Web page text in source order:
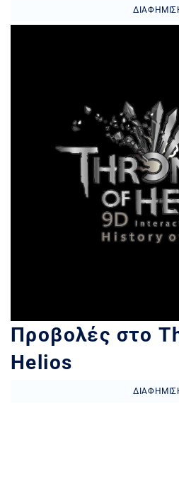
Προβολές στο
Helios